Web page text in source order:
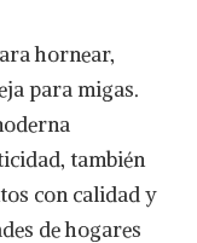
hornear,
para migas.
también
con calidad y
de hogares